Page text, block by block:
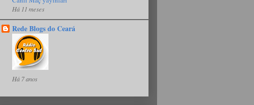
Há 11 meses
Rede Blogs do Ceará
Há 7 anos